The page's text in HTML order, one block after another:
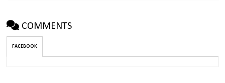
COMMENTS
FACEBOOK